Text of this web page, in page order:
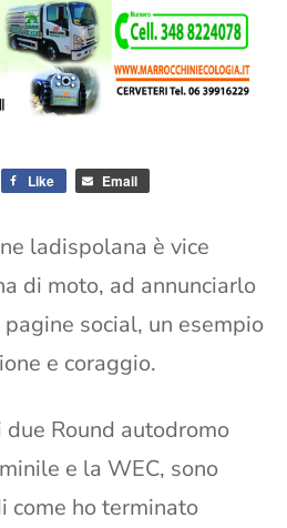
Like Email
ladispolana è vice
di moto, ad annunciarlo
social, un esempio
e coraggio.
Round autodromo
e la WEC, sono
come ho terminato